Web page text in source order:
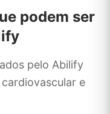
podem ser
pelo Abilify
e